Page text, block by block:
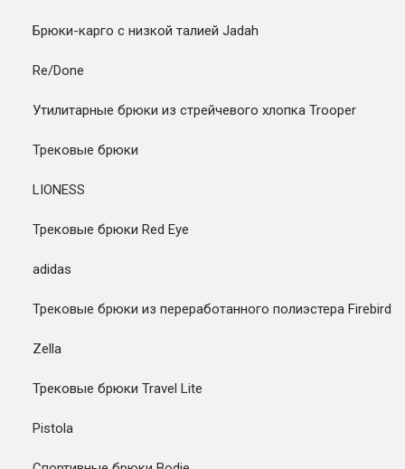
Брюки-карго с низкой талией Jadah
Re/Done
Утилитарные брюки из стрейчевого хлопка Trooper
Трековые брюки
LIONESS
Трековые брюки Red Eye
adidas
Трековые брюки из переработанного полиэстера Firebird
Zella
Трековые брюки Travel Lite
Pistola